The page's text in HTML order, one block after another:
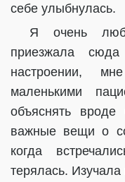
себе улыбнулась.
Я очень
приезжала
настроении,
маленькими
объяснять
важные вещи о
когда
терялась.